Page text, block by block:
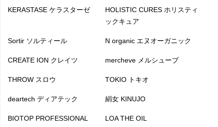
KERASTASE ケラスターゼ
HOLISTIC CURES ホリスティ
ックキュア
Sortir ソルティール N organic エヌオーガニック
CREATE ION クレイツ mercheve メルシューブ
THROW スロウ TOKIO トキオ
deartech ディアテック 絹女 KINUJO
BIOTOP PROFESSIONAL LOA THE OIL